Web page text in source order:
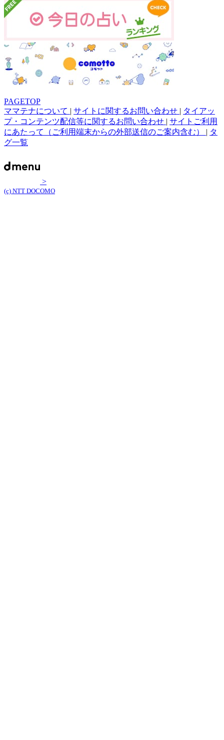
PAGETOP
ママテナについて | サイトに関するお問い合わせ | タイアッ
プ・コンテンツ配信等に関するお問い合わせ | サイトご利用
にあたって（ご利用端末からの外部送信のご案内含む） | タ
グ一覧
>
(c) NTT DOCOMO